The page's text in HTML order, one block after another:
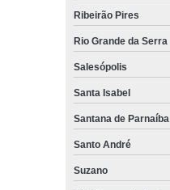
Ribeirão Pires
Rio Grande da Serra
Salesópolis
Santa Isabel
Santana de Parnaíba
Santo André
Suzano